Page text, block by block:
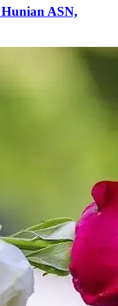
ASN,